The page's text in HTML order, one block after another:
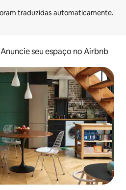
Anuncie seu espaço no Airbnb